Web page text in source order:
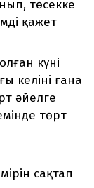
төсекке
қажет
күні
келіні ғана
әйелге
төрт
сақтап